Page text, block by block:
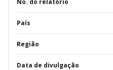
No. do relatório
País
Região
Data de divulgação